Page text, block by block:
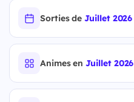
Sorties deJuillet 2026
Animes enJuillet 2026